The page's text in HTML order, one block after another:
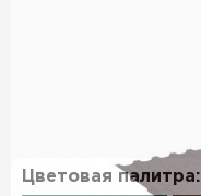
Цветовая палитра: